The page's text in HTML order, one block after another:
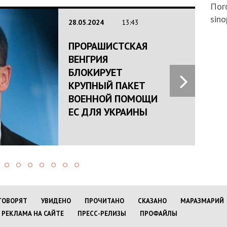
28.05.2024 13:43
ПРОРАШИСТСКАЯ
ВЕНГРИЯ
БЛОКИРУЕТ
КРУПНЫЙ ПАКЕТ
ВОЕННОЙ ПОМОЩИ
ЕС ДЛЯ УКРАИНЫ
УВИДЕНО ПРОЧИТАНО СКАЗАНО МАРАЗМАРИЙ
РЕКЛАМА НА САЙТЕ
ПРЕСС-РЕЛИЗЫ ПРОФАЙЛЫ